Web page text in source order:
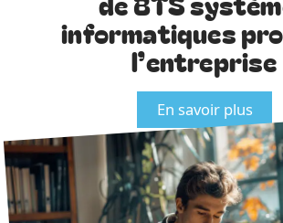
informatiques
l’entreprise
En savoir plus